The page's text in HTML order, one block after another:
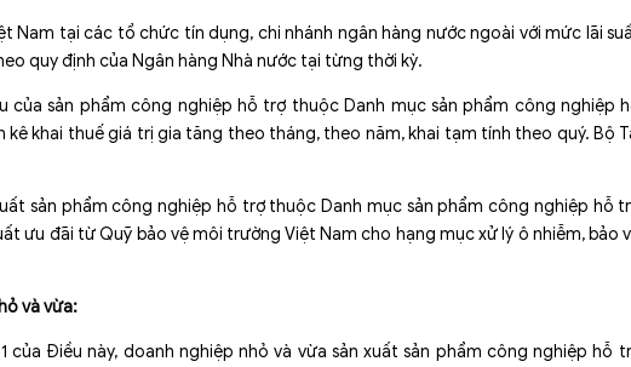
Nam tại các tổ chức tín dụng, chi nhánh ngân hàng nước ngoài với mức lãi
quy định của Ngân hàng Nhà nước tại từng thời kỳ.
của sản phẩm công nghiệp hỗ trợ thuộc Danh mục sản phẩm công nghiệp
khai thuế giá trị gia tăng theo tháng, theo năm, khai tạm tính theo quý. Bộ
sản phẩm công nghiệp hỗ trợ thuộc Danh mục sản phẩm công nghiệp hỗ
ưu đãi từ Quỹ bảo vệ môi trường Việt Nam cho hạng mục xử lý ô nhiễm, bảo
và vừa:
của Điều này, doanh nghiệp nhỏ và vừa sản xuất sản phẩm công nghiệp hỗ